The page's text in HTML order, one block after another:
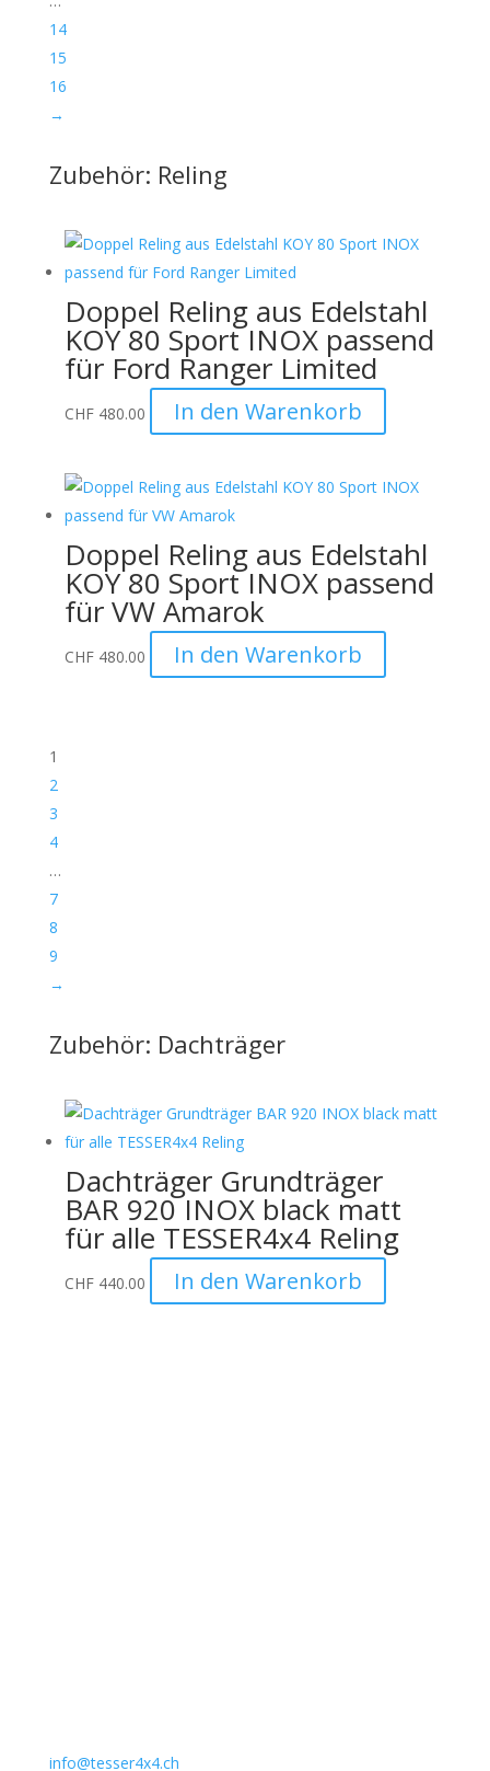
14
15
16
→
Zubehör: Reling
Doppel Reling aus Edelstahl
KOY 80 Sport INOX passend
für Ford Ranger Limited
CHF480.00 In den Warenkorb
Doppel Reling aus Edelstahl
KOY 80 Sport INOX passend
für VW Amarok
CHF480.00 In den Warenkorb
1
2
3
4
…
7
8
9
→
Zubehör: Dachträger
Dachträger Grundträger
BAR 920 INOX black matt
für alle TESSER4x4 Reling
CHF440.00 In den Warenkorb
info@tesser4x4.ch